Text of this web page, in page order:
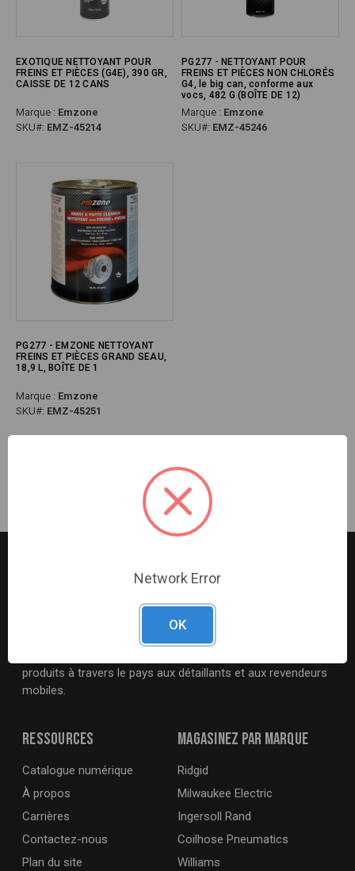
EXOTIQUE NETTOYANT POUR
FREINS ET PIÈCES (G4E), 390 GR,
CAISSE DE 12 CANS
Marque : Emzone
SKU#: EMZ-45214
PG277 - NETTOYANT POUR
FREINS ET PIÈCES NON CHLORÉS
G4, le big can, conforme aux
vocs, 482 G (BOÎTE DE 12)
Marque : Emzone
SKU#: EMZ-45246
PG277 - EMZONE NETTOYANT
FREINS ET PIÈCES GRAND SEAU,
18,9 L, BOÎTE DE 1
Marque : Emzone
SKU#: EMZ-45251
G2S TOBEQ Inc. est un distributeur en gros d’outils et
d’équipements desservant l’automobile, industries lourdes,
produits à travers le pays aux détaillants et aux revendeurs
mobiles.
Magasinez par marque
Ridgid
Milwaukee Electric
Ingersoll Rand
Coilhose Pneumatics
Williams
Ressources
Catalogue numérique
À propos
Carrières
Contactez-nous
Plan du site
Network Error
OK